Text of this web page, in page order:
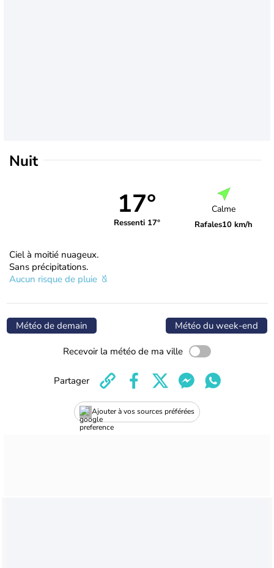
Nuit
17°
Ressenti 17°
Calme
Rafales10 km/h
Ciel à moitié nuageux.
Sans précipitations.
Aucun risque de pluie
Météo de demain Météo du week-end
Recevoir la météo de ma ville
Ajouter à vos sources préférées
Partager